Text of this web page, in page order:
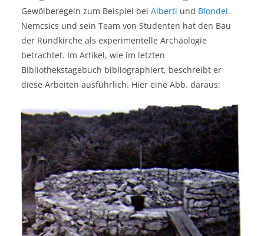
Gewölberegeln zum Beispiel bei Alberti und Blondel.
Nemcsics und sein Team von Studenten hat den Bau
der Rundkirche als experimentelle Archäologie
betrachtet. Im Artikel, wie im letzten
Bibliothekstagebuch bibliographiert, beschreibt er
diese Arbeiten ausführlich. Hier eine Abb. daraus: